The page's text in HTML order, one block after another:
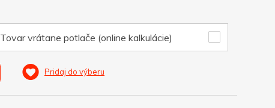
Tovar vrátane potlače (online kalkulácie)
Pridaj do výberu